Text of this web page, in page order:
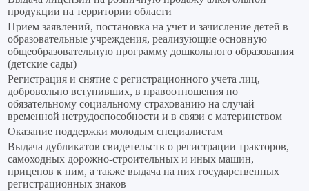
продукции на территории области
Прием заявлений, постановка на учет и зачисление детей в
образовательные учреждения, реализующие основную
общеобразовательную программу дошкольного образования
(детские сады)
Регистрация и снятие с регистрационного учета лиц,
добровольно вступивших, в правоотношения по
обязательному социальному страхованию на случай
временной нетрудоспособности и в связи с материнством
Оказание поддержки молодым специалистам
Выдача дубликатов свидетельств о регистрации тракторов,
самоходных дорожно-строительных и иных машин,
прицепов к ним, а также выдача на них государственных
регистрационных знаков